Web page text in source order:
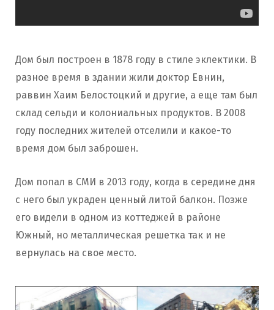
Дом был построен в 1878 году в стиле эклектики. В
разное время в здании жили доктор Евнин,
раввин Хаим Белостоцкий и другие, а еще там был
склад сельди и колониальных продуктов. В 2008
году последних жителей отселили и какое-то
время дом был заброшен.
Дом попал в СМИ в 2013 году, когда в середине дня
с него был украден ценный литой балкон. Позже
его видели в одном из коттеджей в районе
Южный, но металлическая решетка так и не
вернулась на свое место.